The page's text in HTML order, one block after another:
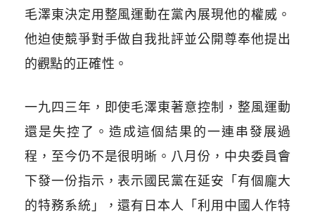
毛澤東決定用整風運動在黨內展現他的權威。
他迫使競爭對手做自我批評並公開尊奉他提出
的觀點的正確性。
一九四三年，即使毛澤東著意控制，整風運動
還是失控了。造成這個結果的一連串發展過
程，至今仍不是很明晰。八月份，中央委員會
下發一份指示，表示國民黨在延安「有個龐大
的特務系統」，還有日本人「利用中國人作特